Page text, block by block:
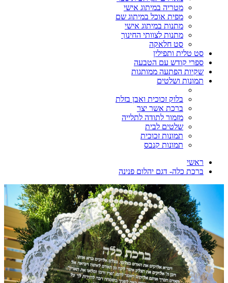
מטריה במיתוג אישי
מפית אוכל במיתוג שם
מתנות במיתוג אישי
מתנות לצוותי החינוך
סט חלאקה
סט טלית ותפילין
ספרי קודש עם הטבעה
שקיות הפתעה ממותגות
תמונות ושלטים
בלוק זכוכית ואבן בזלת
ברכת אשר יצר
מזמור לתודה לתלייה
שלטים לבית
תמונות זכוכית
תמונות קנבס
ראשי
ברכת כלה- דגם יהלום פנינה